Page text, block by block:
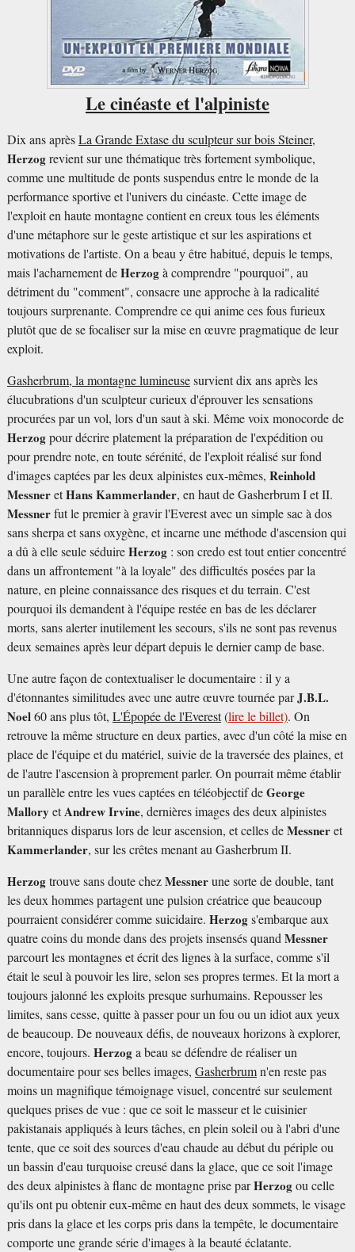
Le cinéaste et l'alpiniste
Dix ans aprèsLa Grande Extase du sculpteur sur bois Steiner,
Herzogrevient sur une thématique très fortement symbolique,
comme une multitude de ponts suspendus entre le monde de la
performance sportive et l'univers du cinéaste. Cette image de
l'exploit en haute montagne contient en creux tous les éléments
d'une métaphore sur le geste artistique et sur les aspirations et
motivations de l'artiste. On a beau y être habitué, depuis le temps,
mais l'acharnement deHerzogà comprendre "pourquoi", au
détriment du "comment", consacre une approche à la radicalité
toujours surprenante. Comprendre ce qui anime ces fous furieux
plutôt que de se focaliser sur la mise en œuvre pragmatique de leur
exploit.
Gasherbrum, la montagne lumineusesurvient dix ans après les
élucubrations d'un sculpteur curieux d'éprouver les sensations
procurées par un vol, lors d'un saut à ski. Même voix monocorde de
Herzogpour décrire platement la préparation de l'expédition ou
pour prendre note, en toute sérénité, de l'exploit réalisé sur fond
d'images captées par les deux alpinistes eux-mêmes, Reinhold
MessneretHans Kammerlander, en haut de Gasherbrum I et II.
Messnerfut le premier à gravir l'Everest avec un simple sac à dos
sans sherpa et sans oxygène, et incarne une méthode d'ascension qui
a dû à elle seule séduireHerzog : son credo est tout entier concentré
dans un affrontement "à la loyale" des difficultés posées par la
nature, en pleine connaissance des risques et du terrain. C'est
pourquoi ils demandent à l'équipe restée en bas de les déclarer
morts, sans alerter inutilement les secours, s'ils ne sont pas revenus
deux semaines après leur départ depuis le dernier camp de base.
Une autre façon de contextualiser le documentaire : il y a
d'étonnantes similitudes avec une autre œuvre tournée parJ.B.L.
Noel60 ans plus tôt, L'Épopée de l'Everest(lire le billet). On
retrouve la même structure en deux parties, avec d'un côté la mise en
place de l'équipe et du matériel, suivie de la traversée des plaines, et
de l'autre l'ascension à proprement parler. On pourrait même établir
un parallèle entre les vues captées en téléobjectif deGeorge
Mallory etAndrew Irvine, dernières images des deux alpinistes
britanniques disparus lors de leur ascension, et celles deMessneret
Kammerlander, sur les crêtes menant au Gasherbrum II.
Herzogtrouve sans doute chezMessnerune sorte de double, tant
les deux hommes partagent une pulsion créatrice que beaucoup
pourraient considérer comme suicidaire. Herzogs'embarque aux
quatre coins du monde dans des projets insensés quandMessner
parcourt les montagnes et écrit des lignes à la surface, comme s'il
était le seul à pouvoir les lire, selon ses propres termes. Et la mort a
toujours jalonné les exploits presque surhumains. Repousser les
limites, sans cesse, quitte à passer pour un fou ou un idiot aux yeux
de beaucoup. De nouveaux défis, de nouveaux horizons à explorer,
encore, toujours. Herzoga beau se défendre de réaliser un
documentaire pour ses belles images, Gasherbrumn'en reste pas
moins un magnifique témoignage visuel, concentré sur seulement
quelques prises de vue : que ce soit le masseur et le cuisinier
pakistanais appliqués à leurs tâches, en plein soleil ou à l'abri d'une
tente, que ce soit des sources d'eau chaude au début du périple ou
un bassin d'eau turquoise creusé dans la glace, que ce soit l'image
des deux alpinistes à flanc de montagne prise parHerzogou celle
qu'ils ont pu obtenir eux-même en haut des deux sommets, le visage
pris dans la glace et les corps pris dans la tempête, le documentaire
comporte une grande série d'images à la beauté éclatante.